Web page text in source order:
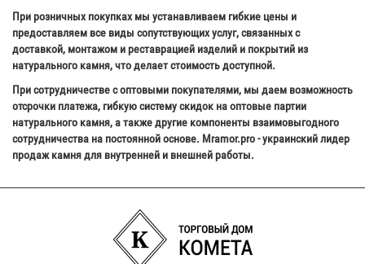
При розничных покупках мы устанавливаем гибкие цены и
предоставляем все виды сопутствующих услуг, связанных с
доставкой, монтажом и реставрацией изделий и покрытий из
натурального камня, что делает стоимость доступной.
При сотрудничестве с оптовыми покупателями, мы даем возможность
отсрочки платежа, гибкую систему скидок на оптовые партии
натурального камня, а также другие компоненты взаимовыгодного
сотрудничества на постоянной основе. Mramor.pro - украинский лидер
продаж камня для внутренней и внешней работы.